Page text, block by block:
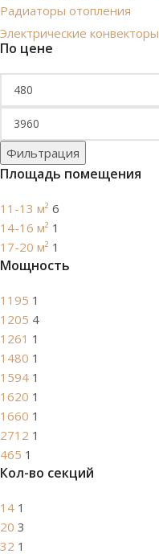
Радиаторы отопления
Электрические конвекторы
По цене
Фильтрация
Площадь помещения
11-13 м² 6
14-16 м² 1
17-20 м² 1
Мощность
1195 1
1205 4
1261 1
1480 1
1594 1
1620 1
1660 1
2712 1
465 1
Кол-во секций
14 1
20 3
32 1